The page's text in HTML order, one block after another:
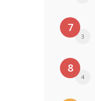
7
3
8
4